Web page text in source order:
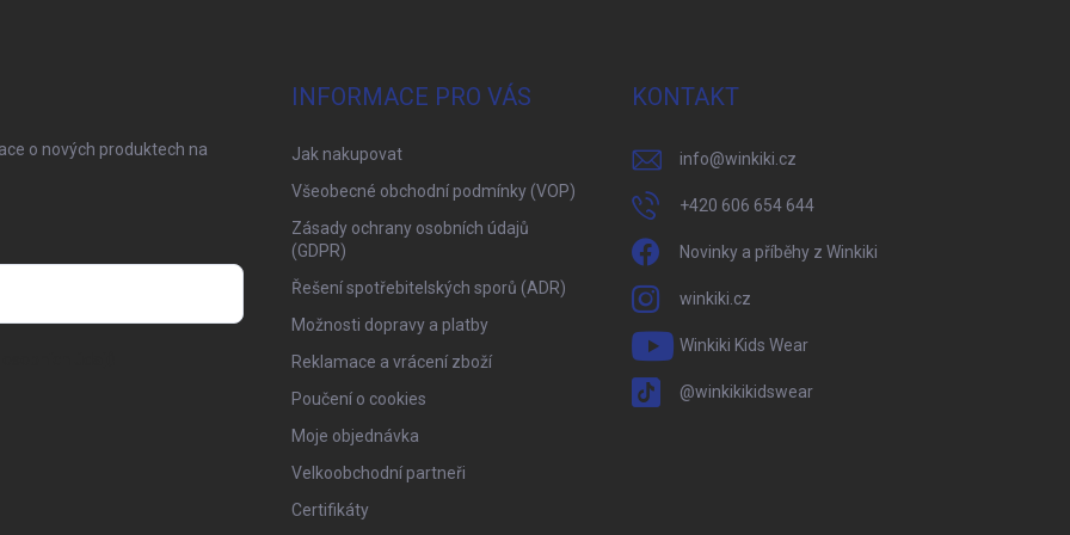
o nových produktech na
INFORMACE PRO VÁS
Jak nakupovat
Všeobecné obchodní podmínky (VOP)
Zásady ochrany osobních údajů
(GDPR)
Řešení spotřebitelských sporů (ADR)
Možnosti dopravy a platby
Reklamace a vrácení zboží
Poučení o cookies
Moje objednávka
Velkoobchodní partneři
Certifikáty
KONTAKT
info@winkiki.cz
+420 606 654 644
Novinky a příběhy z Winkiki
winkiki.cz
Winkiki Kids Wear
@winkikikidswear